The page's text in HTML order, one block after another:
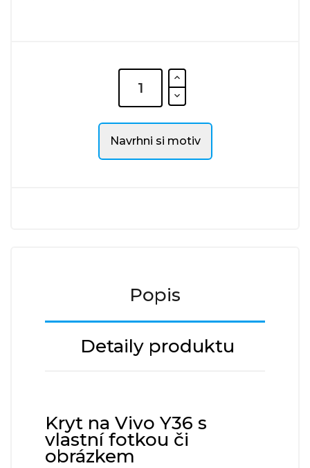
Navrhni si motiv
Popis
Detaily produktu
Kryt na Vivo Y36 s
vlastní fotkou či
obrázkem